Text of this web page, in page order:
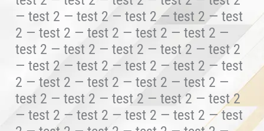
— test 2 — test 2 — test 2 — test 2 — test
2 — test 2 — test 2 — test 2 — test 2 —
test 2 — test 2 — test 2 — test 2 — test 2
— test 2 — test 2 — test 2 — test 2 — test
2 — test 2 — test 2 — test 2 — test 2 —
test 2 — test 2 — test 2 — test 2 — test 2
— test 2 — test 2 — test 2 — test 2 — test